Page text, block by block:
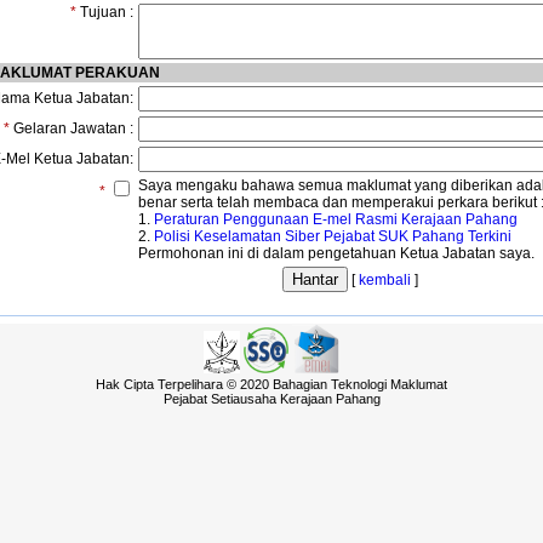
* Tujuan :
PERAKUAN
Ketua Jabatan:
* Gelaran Jawatan :
Mel Ketua Jabatan:
*
Saya mengaku bahawa semua maklumat yang diberikan
benar serta telah membaca dan memperakui perkara berikut :
1. Peraturan Penggunaan E-mel Rasmi Kerajaan Pahang
2. Polisi Keselamatan Siber Pejabat SUK Pahang Terkini
Permohonan ini di dalam pengetahuan Ketua Jabatan saya.
[ kembali ]
Hak Cipta Terpelihara © 2020 Bahagian Teknologi Maklumat
Pejabat Setiausaha Kerajaan Pahang